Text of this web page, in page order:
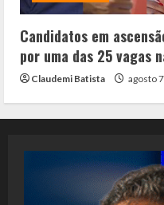
Candidatos em
por uma das 25 vagas
Claudemi Batista agosto